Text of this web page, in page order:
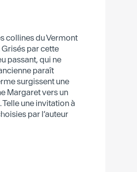
collines du Vermont
Grisés par cette
passant, qui ne
paraît
surgissent une
Margaret vers un
une invitation à
par l’auteur